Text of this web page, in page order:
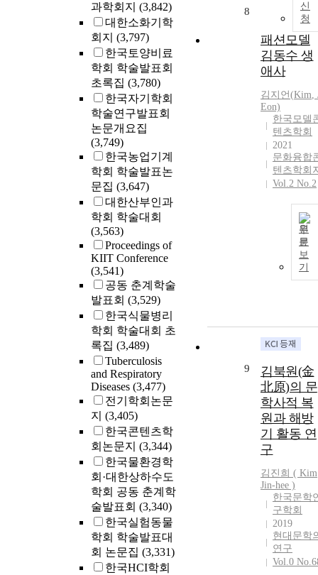
과학회지 (3,842)
대한소화기학
회지 (3,797)
한국토양비료
학회 학술발표회
초록집 (3,780)
한국자기학회
학술연구발표회
논문개요집
(3,749)
한국농업기계
학회 학술발표논
문집 (3,647)
대한산부인과
학회 학술대회
(3,563)
Proceedings of
KIIT Conference
(3,541)
공동 춘계학술
발표회 (3,529)
한국식물병리
학회 학술대회 초
록집 (3,489)
Tuberculosis
and Respiratory
Diseases (3,477)
전기학회논문
지 (3,405)
한국콘텐츠학
회논문지 (3,344)
한국물환경학
회·대한상하수도
학회 공동 춘계학
술발표회 (3,340)
한국실험동물
학회 학술발표대
회 논문집 (3,331)
한국HCI학회
신
청
8
패션모델
김동수 생
애사
김지언(Kim,
Eon)
한국모델
텐츠학회
2021
문화융합
텐츠학회
Vol.2 No.2
원
문
보
기
9
김북원(金
北原)의 문
학사적 복
원과 해방
기 활동 연
구
김진희 ( Kim
Jin-hee )
한국문학
구학회
2019
현대문학
연구
Vol.0